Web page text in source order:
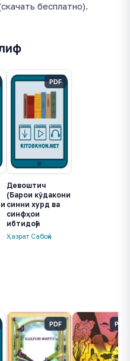
бесплатно).
PDF
Девоштич
(Барои кӯдакони
синни хурд ва
синфҳои
ибтидоӣ)
Ҳазрат Сабоҳӣ
PDF PDF